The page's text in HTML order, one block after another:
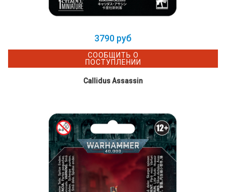
3790 руб
СООБЩИТЬ О
ПОСТУПЛЕНИИ
Callidus Assassin